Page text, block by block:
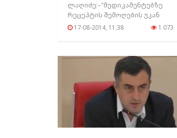
ლაღიძე:–"მედიკამენტებზე
რეცეპტის შემოღების უკან
კონკრეტული პირების ბიზნეს
17-08-2014, 11:38 1 073